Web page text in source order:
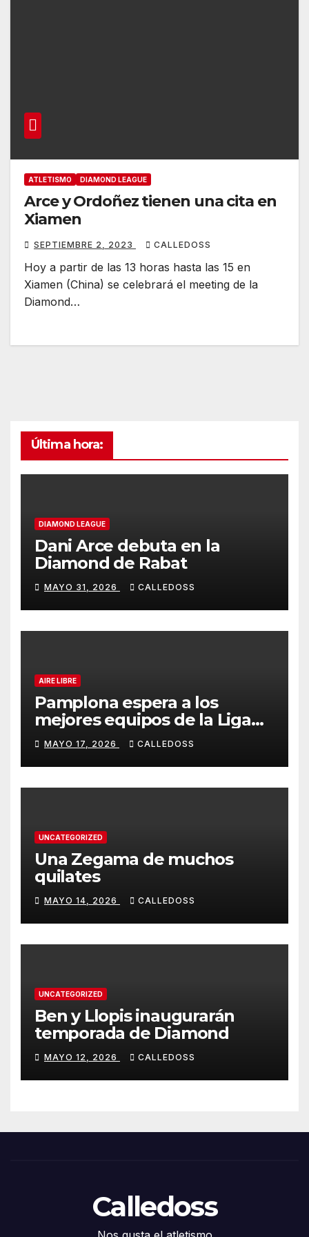
ATLETISMO DIAMOND LEAGUE
Arce y Ordoñez tienen una cita en
Xiamen
SEPTIEMBRE 2, 2023 CALLEDOSS
Hoy a partir de las 13 horas hasta las 15 en
Xiamen (China) se celebrará el meeting de la
Diamond…
Última hora:
DIAMOND LEAGUE
Dani Arce debuta en la
Diamond de Rabat
MAYO 31, 2026 CALLEDOSS
AIRE LIBRE
Pamplona espera a los
mejores equipos de la Liga
Joma e Iberdrola
MAYO 17, 2026 CALLEDOSS
UNCATEGORIZED
Una Zegama de muchos
quilates
MAYO 14, 2026 CALLEDOSS
UNCATEGORIZED
Ben y Llopis inaugurarán
temporada de Diamond
MAYO 12, 2026 CALLEDOSS
Calledoss